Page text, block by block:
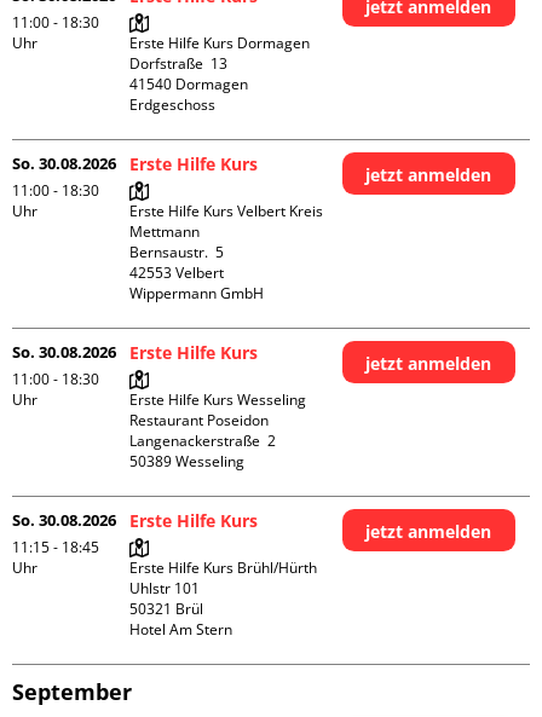
11:00 - 18:30
Uhr
Erste Hilfe Kurs Dormagen
Dorfstraße  13
41540 Dormagen
Erdgeschoss
jetzt anmelden
So. 30.08.2026
11:00 - 18:30
Uhr
Erste Hilfe Kurs
Erste Hilfe Kurs Velbert Kreis
Mettmann
Bernsaustr.  5
42553 Velbert
Wippermann GmbH
jetzt anmelden
So. 30.08.2026
11:00 - 18:30
Uhr
Erste Hilfe Kurs
Erste Hilfe Kurs Wesseling
Restaurant Poseidon
Langenackerstraße  2
jetzt anmelden
So. 30.08.2026
11:15 - 18:45
Uhr
Erste Hilfe Kurs
Erste Hilfe Kurs Brühl/Hürth
Uhlstr 101
50321 Brül
Hotel Am Stern
jetzt anmelden
September